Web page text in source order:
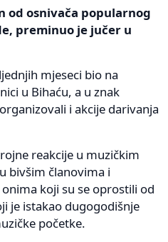
od osnivača popularnog
preminuo je jučer u
mjeseci bio na
u Bihaću, a u znak
i akcije darivanja
reakcije u muzičkim
bivšim članovima i
koji su se oprostili od
je istakao dugogodišnje
početke.